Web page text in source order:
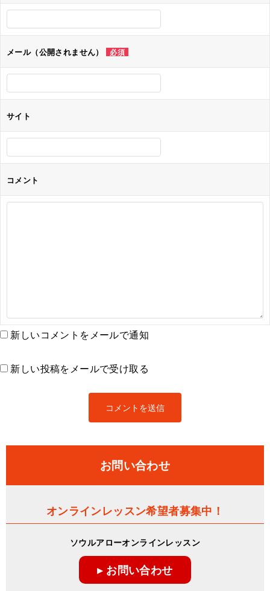
シ
メール（公開されません） 必須
サイト
コメント
新しいコメントをメールで通知
新しい投稿をメールで受け取る
お問い合わせ
オンラインレッスン希望者募集中！
ソウルアローオンラインレッスン
▸ お問い合わせ